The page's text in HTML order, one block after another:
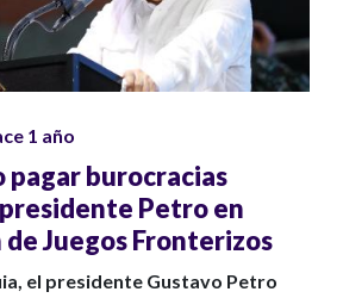
1 año
pagar burocracias
Petro en
Juegos Fronterizos
el presidente Gustavo Petro